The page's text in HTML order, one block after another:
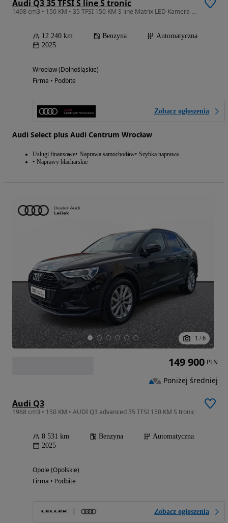
Audi Q3 35 TFSI S line S tronic
1498 cm3 • 150 KM • 35 TFSI 150 KM S line Matrix LED Kamera Smartphone Ambiente
12 240 km Benzyna
Automatyczna
2025
Wrocław (Dolnośląskie)
Firma • Podbite
Zobacz ogłoszenia
Audi Select plus Audi Centrum Wrocław
Usługi finansowe Naprawa samochodów Szybka naprawa
Naprawy blacharskie
1 / 6
Audi Q3
1968 cm3 • 150 KM • AUDI Q3 advanced 35 TFSI 150 KM S tronic
8 531 km Benzyna
Automatyczna
2025
Opole (Opolskie)
Firma • Podbite
Zobacz ogłoszenia
149 900 PLN
Poniżej średniej